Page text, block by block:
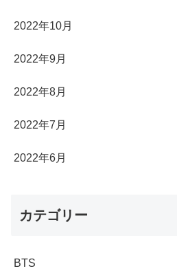
2022年10月
2022年9月
2022年8月
2022年7月
2022年6月
カテゴリー
BTS